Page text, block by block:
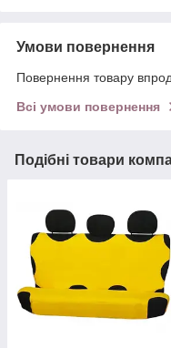
Умови повернення
Повернення товару
Всі умови повернення
Подібні товари